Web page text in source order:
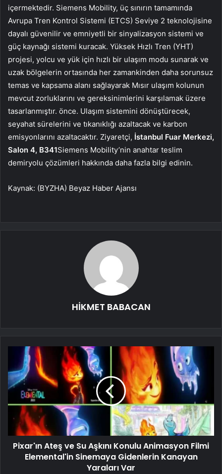
içermektedir. Siemens Mobility, üç sınırın tamamında
Avrupa Tren Kontrol Sistemi (ETCS) Seviye 2 teknolojisine
dayalı güvenilir ve emniyetli bir sinyalizasyon sistemi ve
güç kaynağı sistemi kuracak. Yüksek Hızlı Tren (YHT)
projesi, yolcu ve yük için hızlı bir ulaşım modu sunarak ve
uzak bölgelerin ortasında her zamankinden daha sorunsuz
temas ve kapsama alanı sağlayarak Mısır ulaşım kolunun
mevcut zorluklarını ve gereksinimlerini karşılamak üzere
tasarlanmıştır. önce. Ulaşım sistemini dönüştürecek,
seyahat sürelerini ve tıkanıklığı azaltacak ve karbon
emisyonlarını azaltacaktır. Ziyaretçi, İstanbul Fuar Merkezi,
Salon 4, B341Siemens Mobility’nin anahtar teslim
demiryolu çözümleri hakkında daha fazla bilgi edinin.
Kaynak: (BYZHA) Beyaz Haber Ajansı
HİKMET BABACAN
Pixar'ın Ateş ve Su Aşkını Konulu Animasyon Filmi
Elemental'in Sinemaya Gidenlerin Kanayan
Yaraları Var